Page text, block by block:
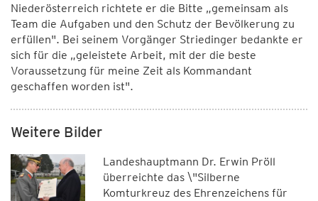
Niederösterreich richtete er die Bitte „gemeinsam als
Team die Aufgaben und den Schutz der Bevölkerung zu
erfüllen". Bei seinem Vorgänger Striedinger bedankte er
sich für die „geleistete Arbeit, mit der die beste
Voraussetzung für meine Zeit als Kommandant
geschaffen worden ist".
Weitere Bilder
Landeshauptmann Dr. Erwin Pröll
überreichte das \"Silberne
Komturkreuz des Ehrenzeichens für